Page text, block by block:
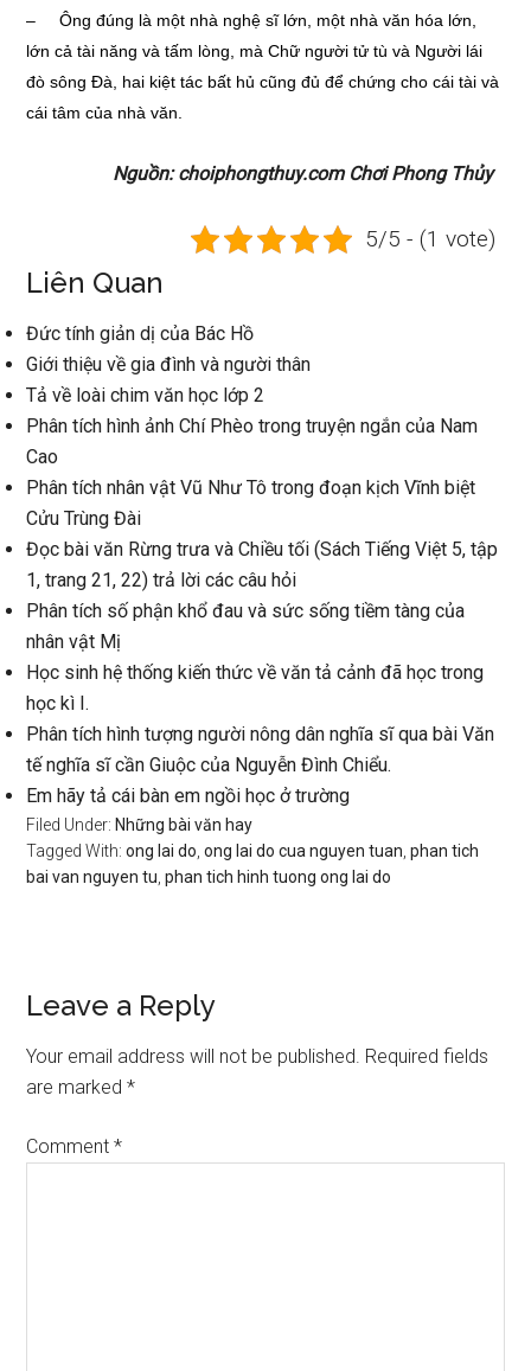
– Ông đúng là một nhà nghệ sĩ lớn, một nhà văn hóa lớn,
lớn cả tài năng và tấm lòng, mà Chữ người tử tù và Người lái
đò sông Đà, hai kiệt tác bất hủ cũng đủ để chứng cho cái tài và
cái tâm của nhà văn.
Nguồn: choiphongthuy.com Chơi Phong Thủy
5/5 - (1 vote)
Liên Quan
Đức tính giản dị của Bác Hồ
Giới thiệu về gia đình và người thân
Tả về loài chim văn học lớp 2
Phân tích hình ảnh Chí Phèo trong truyện ngắn của Nam
Cao
Phân tích nhân vật Vũ Như Tô trong đoạn kịch Vĩnh biệt
Cửu Trùng Đài
Đọc bài văn Rừng trưa và Chiều tối (Sách Tiếng Việt 5, tập
1, trang 21, 22) trả lời các câu hỏi
Phân tích số phận khổ đau và sức sống tiềm tàng của
nhân vật Mị
Học sinh hệ thống kiến thức về văn tả cảnh đã học trong
học kì I.
Phân tích hình tượng người nông dân nghĩa sĩ qua bài Văn
tế nghĩa sĩ cần Giuộc của Nguyễn Đình Chiểu.
Em hãy tả cái bàn em ngồi học ở trường
Filed Under: Những bài văn hay
Tagged With:ong lai do ,ong lai do cua nguyen tuan ,phan tich
bai van nguyen tu ,phan tich hinh tuong ong lai do
Reader
Interactions
Leave a Reply
Your email address will not be published. Required fields
are marked*
Comment*